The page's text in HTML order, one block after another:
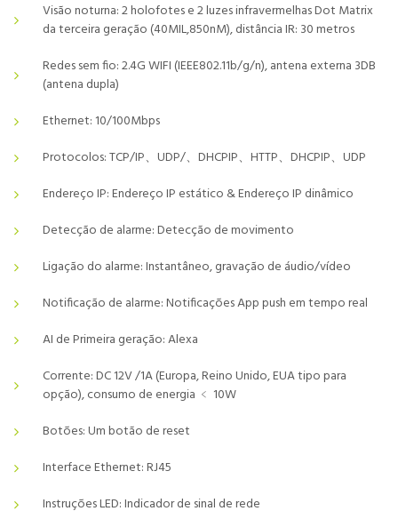
Visão noturna: 2 holofotes e 2 luzes infravermelhas Dot Matrix
da terceira geração (40MIL,850nM), distância IR: 30 metros
Redes sem fio: 2.4G WIFI (IEEE802.11b/g/n), antena externa 3DB
(antena dupla)
Ethernet: 10/100Mbps
Protocolos: TCP/IP、UDP/、DHCPIP、HTTP、DHCPIP、UDP
Endereço IP: Endereço IP estático & Endereço IP dinâmico
Detecção de alarme: Detecção de movimento
Ligação do alarme: Instantâneo, gravação de áudio/vídeo
Notificação de alarme: Notificações App push em tempo real
AI de Primeira geração: Alexa
Corrente: DC 12V /1A (Europa, Reino Unido, EUA tipo para
opção), consumo de energia ﹤ 10W
Botões: Um botão de reset
Interface Ethernet: RJ45
Instruções LED: Indicador de sinal de rede